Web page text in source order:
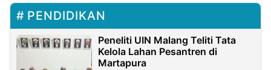
PENDIDIKAN
Peneliti UIN Malang Teliti Tata
Kelola Lahan Pesantren di
Martapura